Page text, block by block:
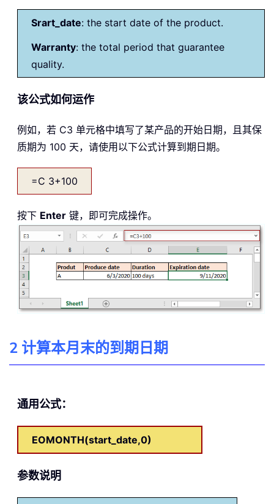
Srart_date: the start date of the product.
Warranty: the total period that guarantee
quality.
该公式如何运作
例如，若 C3 单元格中填写了某产品的开始日期，且其保
质期为 100 天，请使用以下公式计算到期日期。
=C 3+100
按下 Enter 键，即可完成操作。
2 计算本月末的到期日期
通用公式：
EOMONTH(start_date,0)
参数说明